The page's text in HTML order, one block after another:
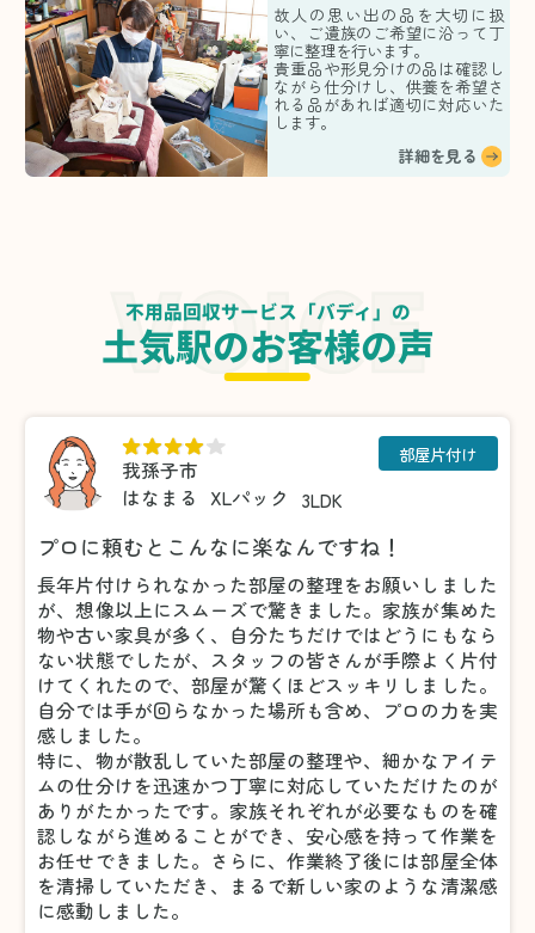
故人の思い出の品を大切に扱
い、ご遺族のご希望に沿って丁
寧に整理を行います。
貴重品や形見分けの品は確認し
ながら仕分けし、供養を希望さ
れる品があれば適切に対応いた
します。
詳細を見る
不用品回収サービス「バディ」の
土気駅のお客様の声
我孫子市
はなまる
XLパック 3LDK
部屋片付け
プロに頼むとこんなに楽なんですね！
長年片付けられなかった部屋の整理をお願いしました
が、想像以上にスムーズで驚きました。家族が集めた
物や古い家具が多く、自分たちだけではどうにもなら
ない状態でしたが、スタッフの皆さんが手際よく片付
けてくれたので、部屋が驚くほどスッキリしました。
自分では手が回らなかった場所も含め、プロの力を実
感しました。
特に、物が散乱していた部屋の整理や、細かなアイテ
ムの仕分けを迅速かつ丁寧に対応していただけたのが
ありがたかったです。家族それぞれが必要なものを確
認しながら進めることができ、安心感を持って作業を
お任せできました。さらに、作業終了後には部屋全体
を清掃していただき、まるで新しい家のような清潔感
に感動しました。